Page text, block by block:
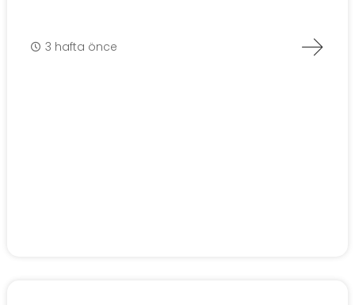
3 hafta önce